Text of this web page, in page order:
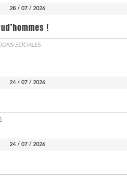
28 / 07 / 2026
!
SOCIALES
24 / 07 / 2026
24 / 07 / 2026